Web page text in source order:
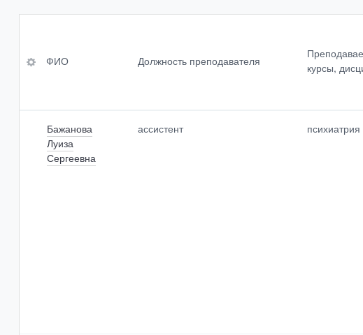
Должность преподавателя<br>
(модули)
я, квалификация
Ученое
ФИО Должность преподавателя
курсы,
Бажанова
Луиза
Сергеевна
ассистент психиатрия